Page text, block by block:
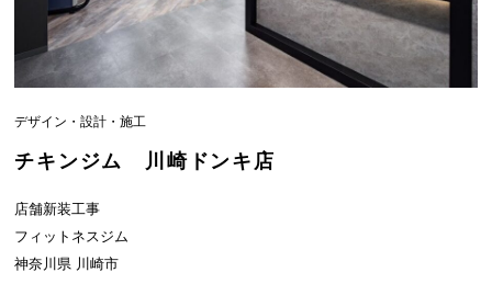
デザイン・設計・施工
チキンジム 川崎ドンキ店
店舗新装工事
フィットネスジム
神奈川県 川崎市